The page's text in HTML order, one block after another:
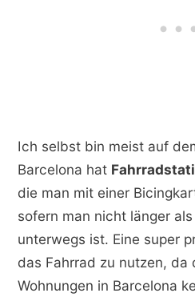
Ich selbst bin meist auf
Barcelona hat
die man mit einer
sofern man nicht länger
unterwegs ist. Eine super
das Fahrrad zu nutzen, da
Wohnungen in Barcelona